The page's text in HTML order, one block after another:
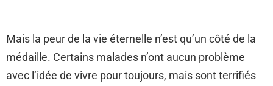
Mais la peur de la vie éternelle n’est qu’un côté de la
médaille. Certains malades n’ont aucun problème
avec l’idée de vivre pour toujours, mais sont terrifiés